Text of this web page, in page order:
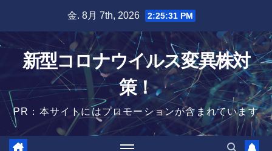
content
金. 8月 7th, 2026 2:25:31 PM
新型コロナウイルス変異株対
策！
PR：本サイトにはプロモーションが含まれています